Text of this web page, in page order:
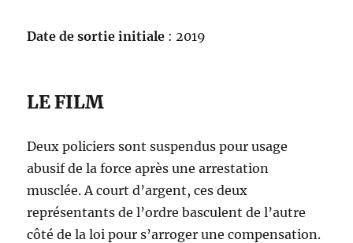
Date de sortie initiale : 2019
LE FILM
Deux policiers sont suspendus pour usage
abusif de la force après une arrestation
musclée. A court d’argent, ces deux
représentants de l’ordre basculent de l’autre
côté de la loi pour s’arroger une compensation.